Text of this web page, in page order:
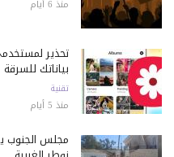
منذ 6 أيام
تحذير
بياناتك للسرقة
تقنية
منذ 5 أيام
مجلس الجنوب